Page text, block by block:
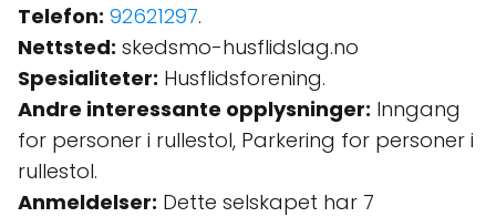
Telefon: 92621297.
Nettsted: skedsmo-husflidslag.no
Spesialiteter: Husflidsforening.
Andre interessante opplysninger: Inngang
for personer i rullestol, Parkering for personer i
rullestol.
Anmeldelser: Dette selskapet har 7